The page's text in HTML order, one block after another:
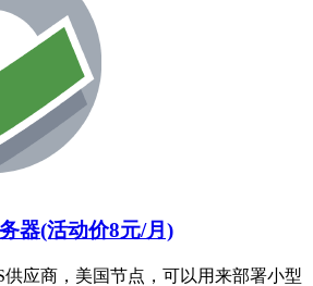
器(活动价8元/月)
应商，美国节点，可以用来部署小型